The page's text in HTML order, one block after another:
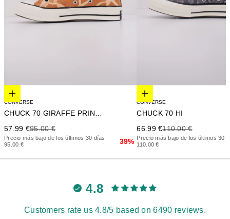
Elige opciones
CONVERSE
Precio de oferta
57.99 €Precio anterior
95.00 €
Precio más bajo de los últimos 30 días:
95.00 €
39%
Elige opciones
CONVERSE
CHUCK 70 HI
Precio de oferta
66.99 €Precio anterior
110.00 €
Precio más bajo de los últimos 30
110.00 €
4.8
Customers rate us 4.8/5 based on 6490 reviews.